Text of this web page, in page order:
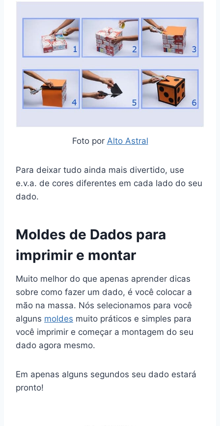
Foto por Alto Astral
Para deixar tudo ainda mais divertido, use
e.v.a. de cores diferentes em cada lado do seu
dado.
Moldes de Dados para
imprimir e montar
Muito melhor do que apenas aprender dicas
sobre como fazer um dado, é você colocar a
mão na massa. Nós selecionamos para você
alguns moldes muito práticos e simples para
você imprimir e começar a montagem do seu
dado agora mesmo.
Em apenas alguns segundos seu dado estará
pronto!